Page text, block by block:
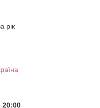
рік
20:00